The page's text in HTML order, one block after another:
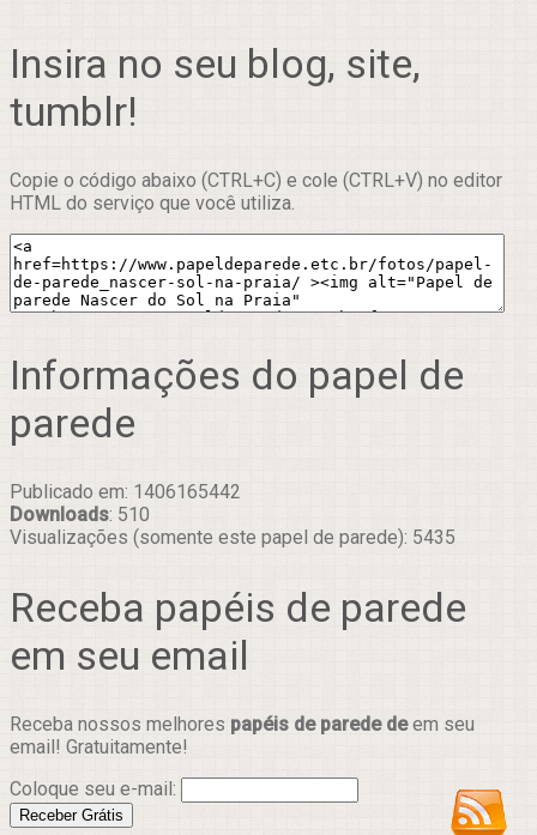
Insira no seu blog, site,
tumblr!
Copie o código abaixo (CTRL+C) e cole (CTRL+V) no editor
HTML do serviço que você utiliza.
Informações do papel de
parede
Publicado em: 1406165442
Downloads: 510
Visualizações (somente este papel de parede): 5435
Receba papéis de parede
em seu email
Receba nossos melhores papéis de parede deem seu
email! Gratuitamente!
Coloque seu e-mail: